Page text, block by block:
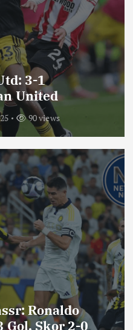
3-1
United
90 views
Ronaldo
Gol, Skor 2-0